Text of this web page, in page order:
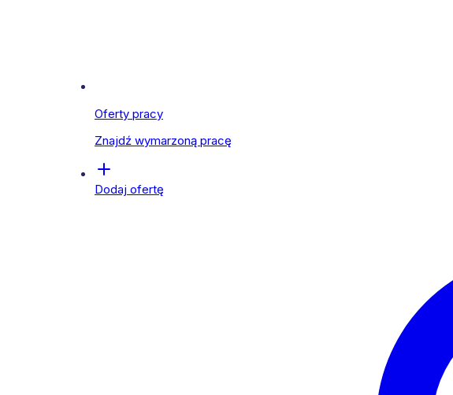
Oferty pracy
Znajdź wymarzoną pracę
Dodaj ofertę